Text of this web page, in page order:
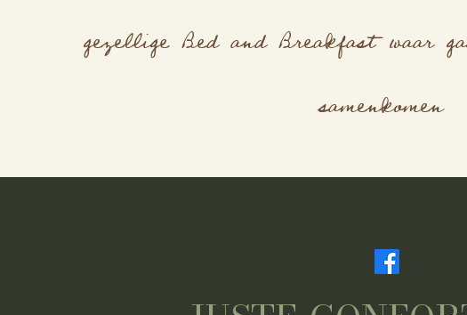
gezellige Bed and Breakfast waar
samenkomen